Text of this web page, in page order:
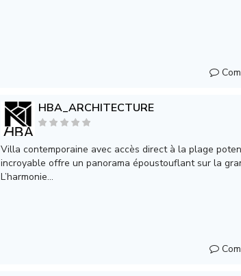
HBA_ARCHITECTURE
Villa contemporaine avec accès direct à la plage
incroyable offre un panorama époustouflant sur la
L’harmonie...